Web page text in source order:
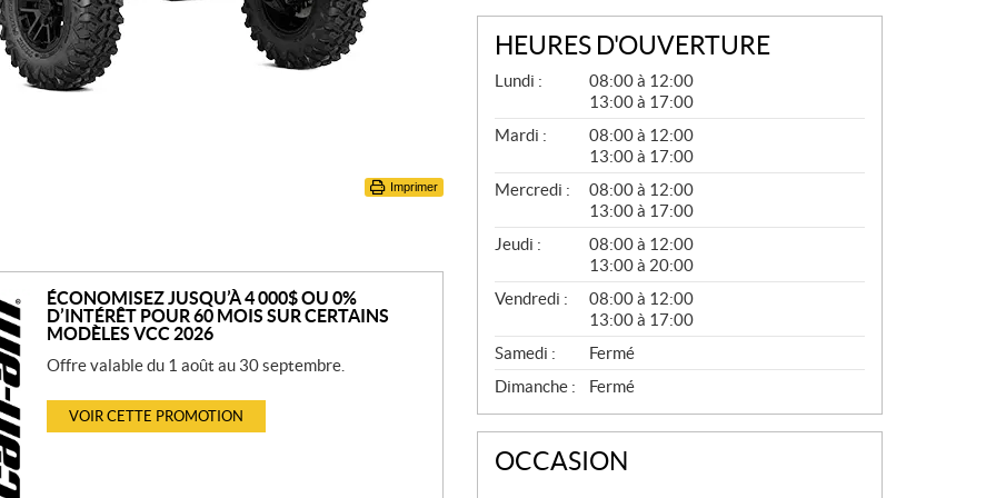
Imprimer
ÉCONOMISEZ JUSQU’À 4 000$ OU 0%
D’INTÉRÊT POUR 60 MOIS SUR CERTAINS
MODÈLES VCC 2026
Offre valable du 1 août au 30 septembre.
VOIR CETTE PROMOTION
HEURES D'OUVERTURE
G
N
É
L
Lundi :
08:00 à 12:00
13:00 à 17:00
Mardi :
08:00 à 12:00
13:00 à 17:00
Mercredi :
08:00 à 12:00
13:00 à 17:00
Jeudi :
08:00 à 12:00
13:00 à 20:00
Vendredi :
08:00 à 12:00
13:00 à 17:00
Samedi :
Fermé
Dimanche :
Fermé
OCCASION